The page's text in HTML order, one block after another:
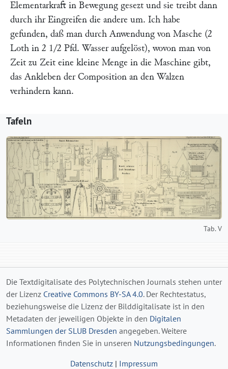
Elementarkraft in Bewegung gesezt und sie treibt dann
durch ihr Eingreifen die andere um. Ich habe
gefunden, daß man durch Anwendung von Masche (2
Loth in 2 1/2 Pfd. Wasser aufgelöst), wovon man von
Zeit zu Zeit eine kleine Menge in die Maschine gibt,
das Ankleben der Composition an den Walzen
verhindern kann.
Tafeln
Tab. V
Die Textdigitalisate des Polytechnischen Journals stehen unter
der Lizenz Creative Commons BY-SA 4.0. Der Rechtestatus,
beziehungsweise die Lizenz der Bilddigitalisate ist in den
Metadaten der jeweiligen Objekte in den Digitalen
Sammlungen der SLUB Dresden angegeben. Weitere
Informationen finden Sie in unseren Nutzungsbedingungen.
Datenschutz | Impressum